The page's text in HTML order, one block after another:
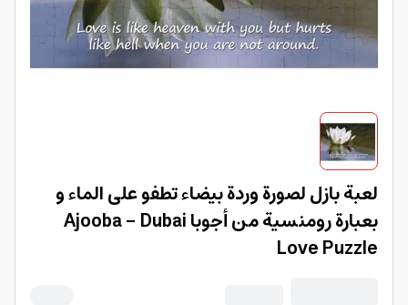
لعبة بازل لصورة وردة بيضاء تطفو على الماء و
بعبارة رومنسية من أجوبا Ajooba - Dubai
Love Puzzle